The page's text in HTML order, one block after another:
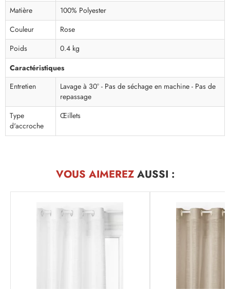
Matière
100% Polyester
Couleur
Rose
Poids
0.4 kg
Caractéristiques
Entretien
Lavage à 30° - Pas de séchage en machine - Pas de
repassage
Type
d'accroche
Œillets
VOUS AIMEREZAUSSI :